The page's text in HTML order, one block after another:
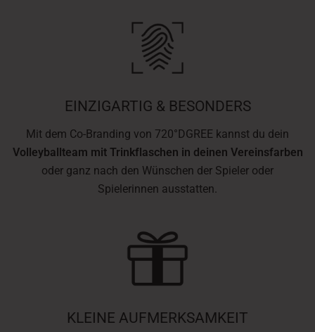
EINZIGARTIG & BESONDERS
Mit dem Co-Branding von 720°DGREE kannst du dein
Volleyballteam mit Trinkflaschen in deinen Vereinsfarben
oder ganz nach den Wünschen der Spieler oder
Spielerinnen ausstatten.
KLEINE AUFMERKSAMKEIT